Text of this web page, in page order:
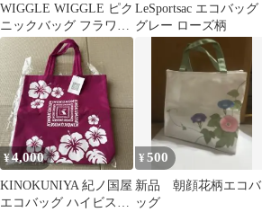
WIGGLE WIGGLE ピク
ニックバッグ フラワー
柄 ブルー レインボー
LeSportsac エコバッグ
グレー ローズ柄
¥4,000
KINOKUNIYA 紀ノ国屋
エコバッグ ハイビスカ
¥500
新品 朝顔花柄エコバ
ッグ